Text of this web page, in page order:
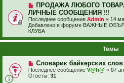
ПРОДАЖА ЛЮБОГО
ЛИЧНЫЕ СООБЩЕНИЯ !!!
Последнее сообщение Admin « 14
Добавлено в форуме ВАЖНЫЕ
КЛУБА
Темы
Словарик байкерских слов
Последнее сообщение V@h@ « 07
Ответы: 31